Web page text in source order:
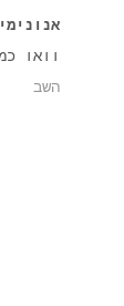
אנונימי
וואו
השב